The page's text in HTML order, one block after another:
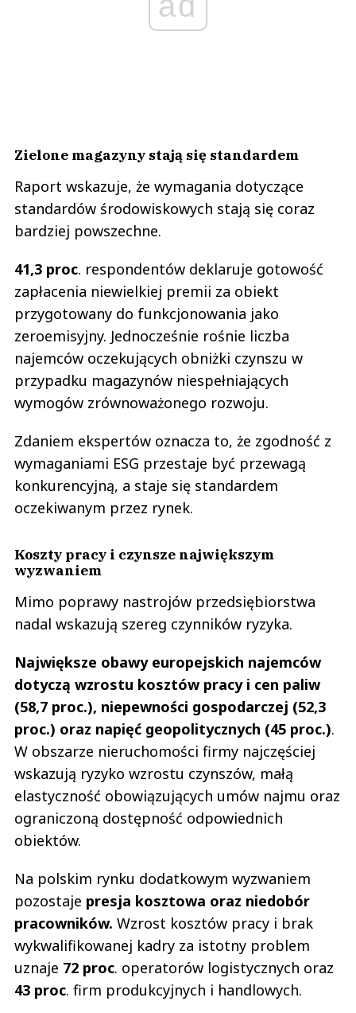
Zielone magazyny stają się standardem
Raport wskazuje, że wymagania dotyczące
standardów środowiskowych stają się coraz
bardziej powszechne.
41,3 proc. respondentów deklaruje gotowość
zapłacenia niewielkiej premii za obiekt
przygotowany do funkcjonowania jako
zeroemisyjny. Jednocześnie rośnie liczba
najemców oczekujących obniżki czynszu w
przypadku magazynów niespełniających
wymogów zrównoważonego rozwoju.
Zdaniem ekspertów oznacza to, że zgodność z
wymaganiami ESG przestaje być przewagą
konkurencyjną, a staje się standardem
oczekiwanym przez rynek.
Koszty pracy i czynsze największym
wyzwaniem
Mimo poprawy nastrojów przedsiębiorstwa
nadal wskazują szereg czynników ryzyka.
Największe obawy europejskich najemców
dotyczą wzrostu kosztów pracy i cen paliw
(58,7 proc.), niepewności gospodarczej (52,3
proc.) oraz napięć geopolitycznych (45 proc.).
W obszarze nieruchomości firmy najczęściej
wskazują ryzyko wzrostu czynszów, małą
elastyczność obowiązujących umów najmu oraz
ograniczoną dostępność odpowiednich
obiektów.
Na polskim rynku dodatkowym wyzwaniem
pozostaje presja kosztowa oraz niedobór
pracowników. Wzrost kosztów pracy i brak
wykwalifikowanej kadry za istotny problem
uznaje 72 proc. operatorów logistycznych oraz
43 proc. firm produkcyjnych i handlowych.